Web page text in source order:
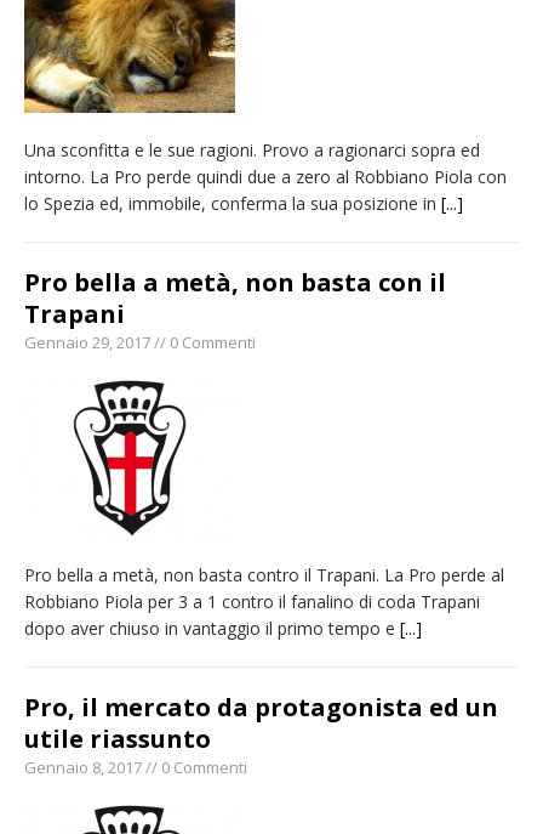
Una sconfitta e le sue ragioni. Provo a ragionarci sopra ed
intorno. La Pro perde quindi due a zero al Robbiano Piola con
lo Spezia ed, immobile, conferma la sua posizione in [...]
Pro bella a metà, non basta con il
Trapani
Gennaio 29, 2017 // 0 Commenti
Pro bella a metà, non basta contro il Trapani. La Pro perde al
Robbiano Piola per 3 a 1 contro il fanalino di coda Trapani
dopo aver chiuso in vantaggio il primo tempo e [...]
Pro, il mercato da protagonista ed un
utile riassunto
Gennaio 8, 2017 // 0 Commenti